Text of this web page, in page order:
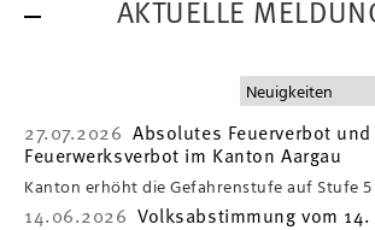
AKTUELLE
27.07.2026
Absolutes Feuerverbot und
Feuerwerksverbot im Kanton Aargau
14.06.2026 Volksabstimmung vom 14.